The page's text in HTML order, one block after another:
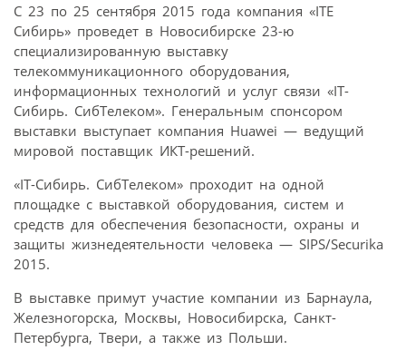
С 23 по 25 сентября 2015 года компания «ITE
Сибирь» проведет в Новосибирске 23-ю
специализированную выставку
телекоммуникационного оборудования,
информационных технологий и услуг связи «IT-
Сибирь. СибТелеком». Генеральным спонсором
выставки выступает компания Huawei — ведущий
мировой поставщик ИКТ-решений.
«IT-Сибирь. СибТелеком» проходит на одной
площадке с выставкой оборудования, систем и
средств для обеспечения безопасности, охраны и
защиты жизнедеятельности человека — SIPS/Securika
2015.
В выставке примут участие компании из Барнаула,
Железногорска, Москвы, Новосибирска, Санкт-
Петербурга, Твери, а также из Польши.